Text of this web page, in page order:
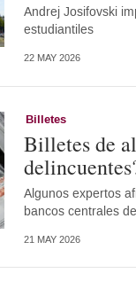
Andrej Josifovski
estudiantiles
22 MAY 2026
Billetes
Billetes de
Algunos expertos
bancos centrales
21 MAY 2026